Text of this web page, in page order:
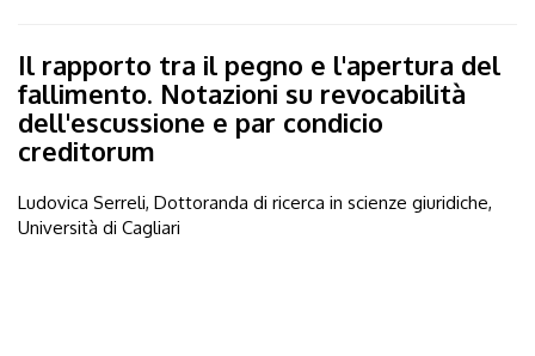
Il rapporto tra il pegno e l'apertura del
fallimento. Notazioni su revocabilità
dell'escussione e par condicio
creditorum
Ludovica Serreli, Dottoranda di ricerca in scienze giuridiche,
Università di Cagliari